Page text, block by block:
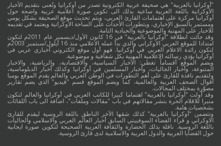
"أوكرانيا بالعربية" هي صحيفة عربية الكترونية تصدر من أوكرانيا وتُعنى بتقديم الأخبار
الأوكرانية باللغة العربية ساعية بذلك الى تكوين صورة اعلامية عربية واضحة حول
أوكرانيا مركزة على اهتمامات القارئ العربي، ويتم تحديث موقع الصحيفة بشكل يومي
ومستمر بالسبق الإخباري، وبتطورات الأحداث على الساحة الأوكرانية ويعتمد في تقديمه
للاخبار على المهنية والموضوعية والحيادية التامة.
وقد جائت انطلاقة "أوكرانيا بالعربية" في 16 كانون الأول/ديسمبر عام 2011م لتكون
امتدادا للموقع العربي الاوكراني والذي بدأ عمله الاعلامي منذ 16 أيلول/سبتمبر 2003م
لتكون رائدة الاعلام العربي في أوكرانيا. فهو أول موقع الكتروني أخباري عربي في
أوكرانيا يؤدي رسالته الاعلامية المهنية بكل شفافية و موضوعية.
ويضم الموقع أقساماً تغطي: الأخبار السياسية، والاقتصادية، والرياضية، والاخبار
المتنوعة، وأخبار الجاليات، وأخبار المسلمين في أوكرانيا وكذلك أخبار الدبلوماسية،
ولتقديم نافذة للقارئ على أهم التطورات في الوطن العربي والعالم يقدم الموقع يوميا
أقوال الصحف العربية والعالمية. كما ويضم الموقع قسم "فيديو" الذي يضم تقارير
مصوَّرة بمختلف المجالات.
وقد أولت "أوكرانيا بالعربية" اهتماما كبيرا للكاتب العربي في أوكرانيا والعالم لتكون
منبرا للاقلام الحرة بنشر مقالاتهم في باب "مقالات وملفات"، اضافة الى باب اللقائات
بشخصيات هامة.
وتتضمن "أوكرانيا بالعربية" كذلك شقها الآخر الناطق باللغة الروسية ليقدم للقارئ
الاوكراني و قراء الفضاء السوفييتي السابق أخبار العالم العربي والاسلامي والجاليات
باللغة الروسية. ناقلة بذلك الحضارة والثقافة العربية الصحيحة لتكوين صورة ايجابية
حول القضايا العربية والدول العربية والاسلامية لدى قارئ الروسية.